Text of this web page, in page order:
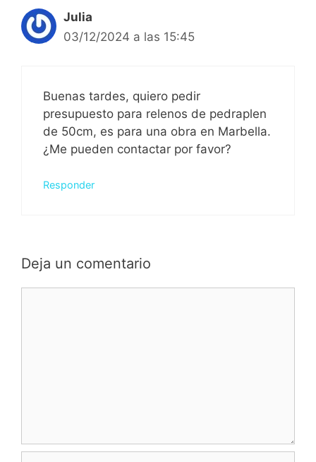
Julia
03/12/2024 a las 15:45
Buenas tardes, quiero pedir
presupuesto para relenos de pedraplen
de 50cm, es para una obra en Marbella.
¿Me pueden contactar por favor?
Responder
Deja un comentario